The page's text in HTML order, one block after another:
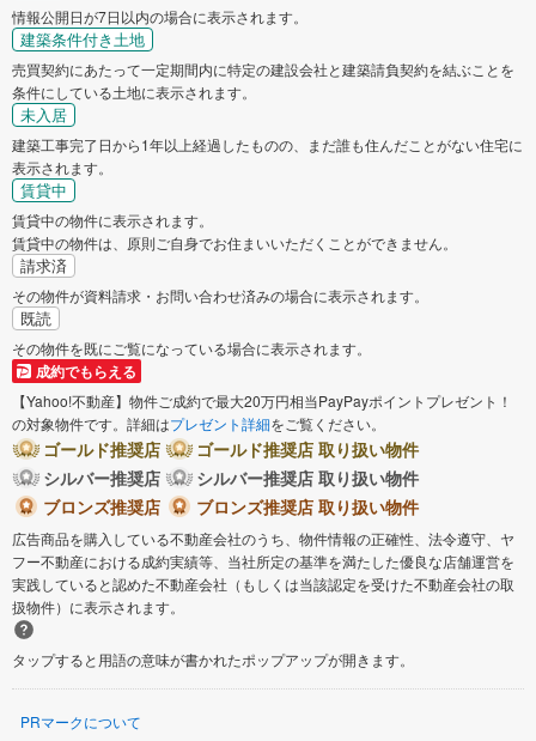
情報公開日が7日以内の場合に表示されます。
建築条件付き土地
売買契約にあたって一定期間内に特定の建設会社と建築請負契約を結ぶことを
条件にしている土地に表示されます。
未入居
建築工事完了日から1年以上経過したものの、まだ誰も住んだことがない住宅に
表示されます。
賃貸中
賃貸中の物件に表示されます。
賃貸中の物件は、原則ご自身でお住まいいただくことができません。
請求済
その物件が資料請求・お問い合わせ済みの場合に表示されます。
既読
その物件を既にご覧になっている場合に表示されます。
成約でもらえる
【Yahoo!不動産】物件ご成約で最大20万円相当PayPayポイントプレゼント！
の対象物件です。詳細はプレゼント詳細をご覧ください。
ゴールド推奨店
ゴールド推奨店 取り扱い物件
シルバー推奨店
シルバー推奨店 取り扱い物件
ブロンズ推奨店
ブロンズ推奨店 取り扱い物件
広告商品を購入している不動産会社のうち、物件情報の正確性、法令遵守、ヤ
フー不動産における成約実績等、当社所定の基準を満たした優良な店舗運営を
実践していると認めた不動産会社（もしくは当該認定を受けた不動産会社の取
扱物件）に表示されます。
タップすると用語の意味が書かれたポップアップが開きます。
PRマークについて